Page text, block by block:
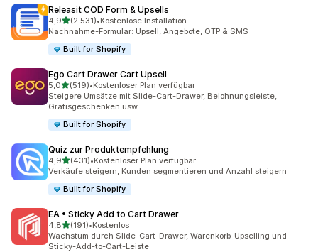
Releasit COD Form & Upsells
4,9von 5 Sternen
(2.531)
2531 Rezensionen insgesamt
•Kostenlose Installation
Nachnahme-Formular: Upsell, Angebote, OTP & SMS
Built for Shopify
Ego Cart Drawer Cart Upsell
5,0von 5 Sternen
(519)
519 Rezensionen insgesamt
•Kostenloser Plan verfügbar
Steigere Umsätze mit Slide-Cart-Drawer, Belohnungsleiste,
Gratisgeschenken usw.
Built for Shopify
Quiz zur Produktempfehlung
4,9von 5 Sternen
(431)
431 Rezensionen insgesamt
•Kostenloser Plan verfügbar
Verkäufe steigern, Kunden segmentieren und Anzahl steigern
Built for Shopify
EA • Sticky Add to Cart Drawer
4,8von 5 Sternen
(191)
191 Rezensionen insgesamt
•Kostenlos
Wachstum durch Slide-Cart-Drawer, Warenkorb-Upselling und
Sticky-Add-to-Cart-Leiste